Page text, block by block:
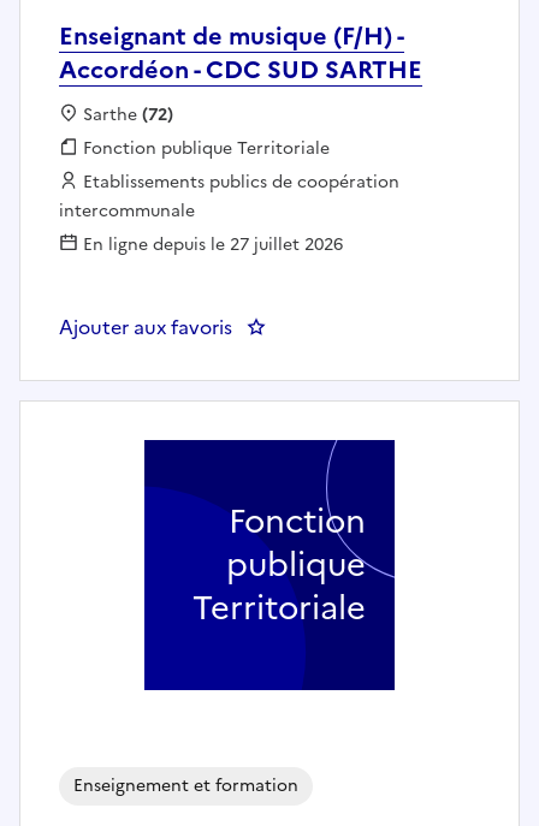
Enseignant de musique (F/H) -
Accordéon - CDC SUD SARTHE
Localisation :
Sarthe(72)
Fonction publique :
Fonction publique Territoriale
Employeur :
Etablissements publics de coopération
intercommunale
En ligne depuis le 27 juillet 2026
Ajouter aux favoris : Enseignant de musique (F/H) -
Enseignement et formation
Fonction
publique
Territoriale